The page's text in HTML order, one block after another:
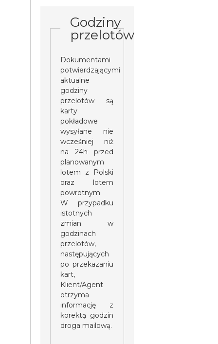
Godziny
przelotów
Dokumentami
potwierdzającymi
aktualne
godziny
przelotów są
karty
pokładowe
wysyłane nie
wcześniej niż
na 24h przed
planowanym
lotem z Polski
oraz lotem
powrotnym
W przypadku
istotnych
zmian w
godzinach
przelotów,
następujących
po przekazaniu
kart,
Klient/Agent
otrzyma
informację z
korektą godzin
droga mailową.